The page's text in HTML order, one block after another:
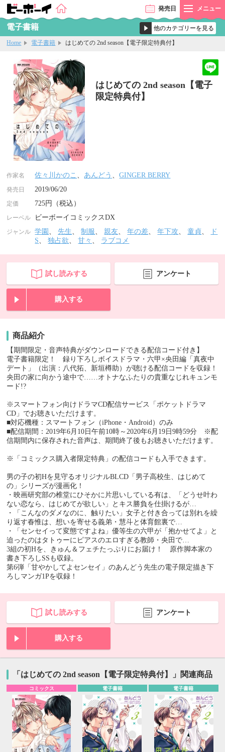
発売日 メニュー
電子書籍
Home 電子書籍 はじめての 2nd season【電子限定特典付】
はじめての 2nd season【電子
限定特典付】
作家名 佐々川かのこ 、 あんどう 、GINGER BERRY
発売日 2019/06/20
定価 725円（税込）
レーベル ビーボーイコミックスDX
ジャンル 学園 、 先生、制服、親友、年の差、年下攻、童貞、
ド
S、独占欲、甘々 、 ラブコメ
試し読みする アンケート
購入する
商品紹介
【期間限定・音声特典がダウンロードできる配信コード付き】
電子書籍限定！ 録り下ろしボイスドラマ・六甲×央田編「真夜中
デート」（出演：八代拓、新垣樽助）が聴ける配信コードを収録！
央田の家に向かう途中で……オトナなふたりの貴重なじれキュンモ
ード!?
※スマートフォン向けドラマCD配信サービス「ポケットドラマ
CD」でお聴きいただけます。
■対応機種：スマートフォン（iPhone・Android）のみ
■配信期間：2019年6月10日午前10時～2020年6月19日9時59分 ※配
信期間内に保存された音声は、期間終了後もお聴きいただけます。
※「コミックス購入者限定特典」の配信コードも入手できます。
男の子の初Hを見守るオリジナルBLCD「男子高校生、はじめて
の」シリーズが漫画化！
・映画研究部の椎堂にひそかに片思いしている有は、「どうせ叶わ
ない恋なら、はじめてが欲しい」とキス勝負を仕掛けるが…
・「こんなのダメなのに、触りたい」女子と付き合っては別れを繰
り返す春惟は、想いを寄せる義弟・慧斗と体育館裏で…
・「センセイって変態ですよね」優等生の六甲が「抱かせてよ」と
迫ったのはタトゥーにピアスのエロすぎる教師・央田で…
3組の初Hを、きゅん＆フェチたっぷりにお届け！ 原作脚本家の
書き下ろしSSも収録。
第6弾「甘やかしてよセンセイ」のあんどう先生の電子限定描き下
ろしマンガ1Pを収録！
試し読みする アンケート
購入する
「はじめての 2nd season【電子限定特典付】」関連商品
コミックス 電子書籍 電子書籍